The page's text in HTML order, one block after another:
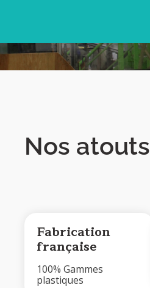
Nos atouts
Fabrication
française
100% Gammes
plastiques